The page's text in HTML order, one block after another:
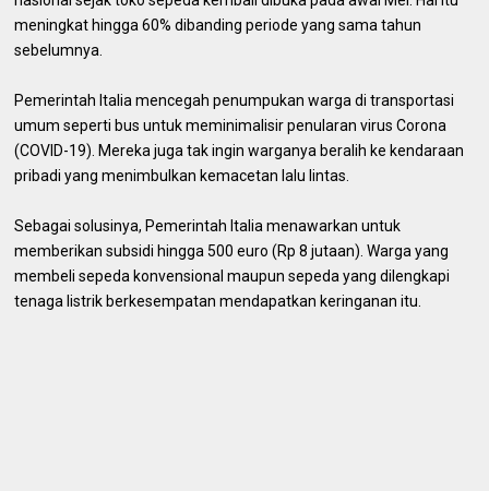
meningkat hingga 60% dibanding periode yang sama tahun
sebelumnya.
Pemerintah Italia mencegah penumpukan warga di transportasi
umum seperti bus untuk meminimalisir penularan virus Corona
(COVID-19). Mereka juga tak ingin warganya beralih ke kendaraan
pribadi yang menimbulkan kemacetan lalu lintas.
Sebagai solusinya, Pemerintah Italia menawarkan untuk
memberikan subsidi hingga 500 euro (Rp 8 jutaan). Warga yang
membeli sepeda konvensional maupun sepeda yang dilengkapi
tenaga listrik berkesempatan mendapatkan keringanan itu.